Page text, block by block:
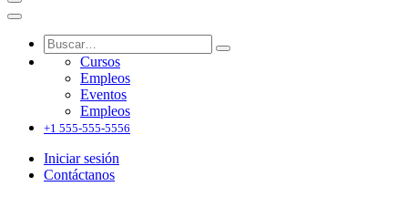
Cursos
Empleos
Eventos
Empleos
+1 555-555-5556
Iniciar sesión
Contáctanos